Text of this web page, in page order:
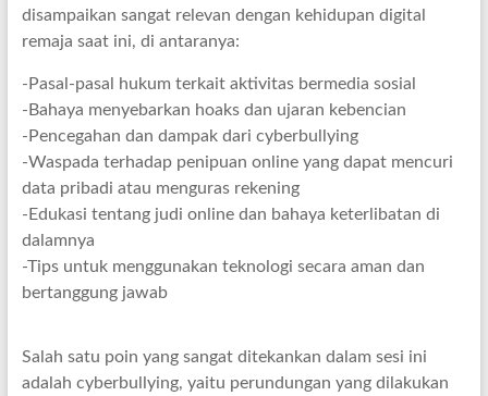
disampaikan sangat relevan dengan kehidupan digital
remaja saat ini, di antaranya:
-Pasal-pasal hukum terkait aktivitas bermedia sosial
-Bahaya menyebarkan hoaks dan ujaran kebencian
-Pencegahan dan dampak dari cyberbullying
-Waspada terhadap penipuan online yang dapat mencuri
data pribadi atau menguras rekening
-Edukasi tentang judi online dan bahaya keterlibatan di
dalamnya
-Tips untuk menggunakan teknologi secara aman dan
bertanggung jawab
Salah satu poin yang sangat ditekankan dalam sesi ini
adalah cyberbullying, yaitu perundungan yang dilakukan